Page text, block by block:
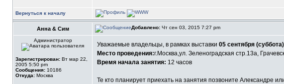
Вернуться к началу
Анна & Сим Добавлено: Чт сен 03, 2015 7:27 pm
Администратор
Зарегистрирован: Вт мар 22,
2005 5:50 pm
Сообщения: 10186
Откуда: Москва
Уважаемые владельцы, в рамках выставки 05 сентября
Место проведения:г.Москва,ул. Зеленоградская стр.13а,
Время начала занятия: 12 часов
Те кто планирует приехать на занятия позвоните Александре